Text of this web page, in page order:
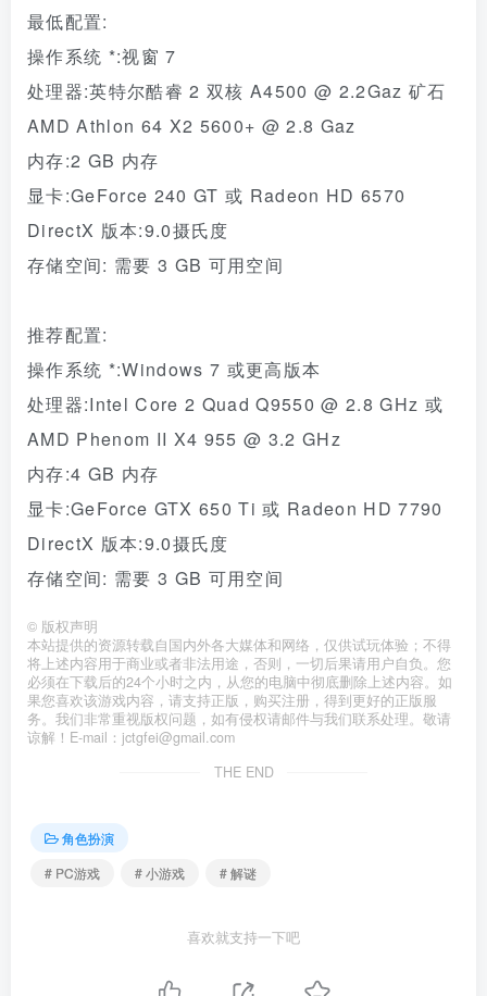
最低配置:
操作系统 *:视窗 7
处理器:英特尔酷睿 2 双核 A4500 @ 2.2Gaz 矿石
AMD Athlon 64 X2 5600+ @ 2.8 Gaz
内存:2 GB 内存
显卡:GeForce 240 GT 或 Radeon HD 6570
DirectX 版本:9.0摄氏度
存储空间: 需要 3 GB 可用空间
推荐配置:
操作系统 *:Windows 7 或更高版本
处理器:Intel Core 2 Quad Q9550 @ 2.8 GHz 或
AMD Phenom II X4 955 @ 3.2 GHz
内存:4 GB 内存
显卡:GeForce GTX 650 Ti 或 Radeon HD 7790
DirectX 版本:9.0摄氏度
存储空间: 需要 3 GB 可用空间
© 版权声明
本站提供的资源转载自国内外各大媒体和网络，仅供试玩体验；不得
将上述内容用于商业或者非法用途，否则，一切后果请用户自负。您
必须在下载后的24个小时之内，从您的电脑中彻底删除上述内容。如
果您喜欢该游戏内容，请支持正版，购买注册，得到更好的正版服
务。我们非常重视版权问题，如有侵权请邮件与我们联系处理。敬请
谅解！E-mail：jctgfei@gmail.com
THE END
角色扮演
# PC游戏
# 小游戏 # 解谜
喜欢就支持一下吧